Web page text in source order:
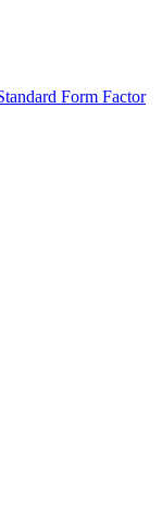
Form Factor